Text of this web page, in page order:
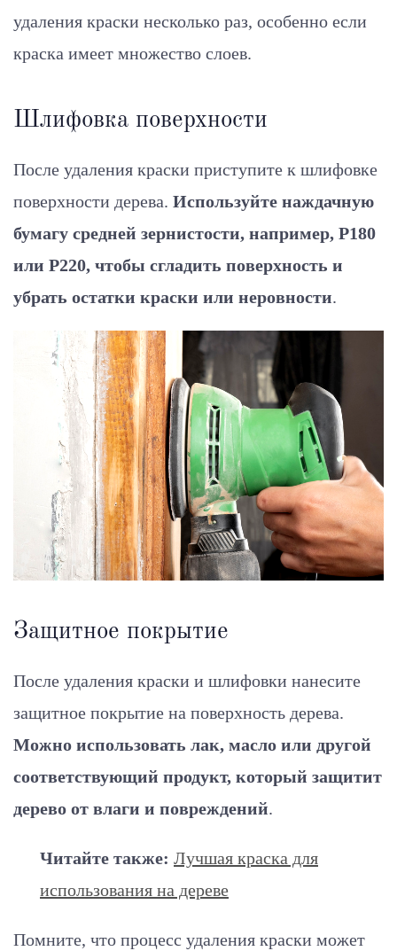
удаления краски несколько раз, особенно если
краска имеет множество слоев.
Шлифовка поверхности
После удаления краски приступите к шлифовке
поверхности дерева. Используйте наждачную
бумагу средней зернистости, например, P180
или P220, чтобы сгладить поверхность и
убрать остатки краски или неровности.
Защитное покрытие
После удаления краски и шлифовки нанесите
защитное покрытие на поверхность дерева.
Можно использовать лак, масло или другой
соответствующий продукт, который защитит
дерево от влаги и повреждений.
Читайте также: Лучшая краска для
использования на дереве
Помните, что процесс удаления краски может